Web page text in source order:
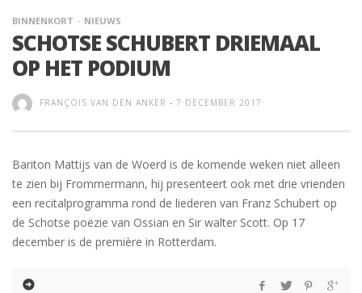
BINNENKORT NIEUWS
SCHOTSE SCHUBERT DRIEMAAL
OP HET PODIUM
FRANÇOIS VAN DEN ANKER - 7 DECEMBER 2017
Bariton Mattijs van de Woerd is de komende weken niet alleen
te zien bij Frommermann, hij presenteert ook met drie vrienden
een recitalprogramma rond de liederen van Franz Schubert op
de Schotse poëzie van Ossian en Sir walter Scott. Op 17
december is de première in Rotterdam.